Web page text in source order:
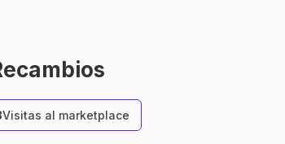
Visitas al marketplace